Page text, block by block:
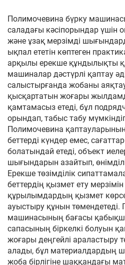
Полимочевина бүрку
саладағы кәсіпорындар үшін
және ұзақ мерзімді
ықпал ететін көптеген
арқылы ерекше құндылықты
машиналар дәстүрлі қаптау
салыстырғанда жобаны
қысқартатын жоғары
қамтамасыз етеді, бұл
орындап, табыс табу
Полимочевина қаптауларының
беттерді күндер емес,
болатындай етеді, объект
шығындарын азайтып,
Ерекше төзімділік
беттердің қызмет ету
құрылымдардың қызмет
ауыстыру құнын төмендетеді.
машинасының бағасы
сапасының біркелкі болуын
жоғары деңгейлі араластыру
алады, бұл материалдардың
жоба бірлігіне шаққандағы